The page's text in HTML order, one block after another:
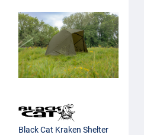
Black Cat Kraken Shelter